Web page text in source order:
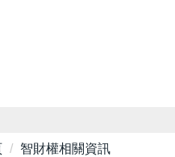
智財權相關資訊